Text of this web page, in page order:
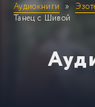
Аудиокниги
Танец с Шивой